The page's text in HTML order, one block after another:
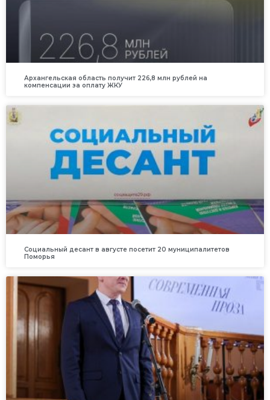
Архангельская область получит 226,8 млн рублей на
компенсации за оплату ЖКУ
Социальный десант в августе посетит 20 муниципалитетов
Поморья